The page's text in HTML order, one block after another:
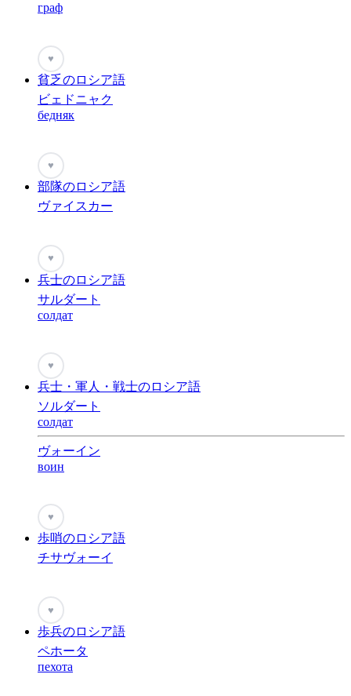
граф
♥
貧乏のロシア語
ビェドニャク
бедняк
♥
部隊のロシア語
ヴァイスカー
♥
兵士のロシア語
サルダート
солдат
♥
兵士・軍人・戦士のロシア語
ソルダート
солдат
ヴォーイン
воин
♥
歩哨のロシア語
チサヴォーイ
♥
歩兵のロシア語
ペホータ
пехота